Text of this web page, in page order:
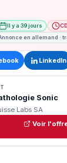
Il y a 39 jours
en allemand ·
LinkedIn
Sonic
Labs SA
Voir